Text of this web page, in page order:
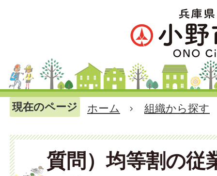
現在のページ ホーム 組織から探す
質問）均等割の従